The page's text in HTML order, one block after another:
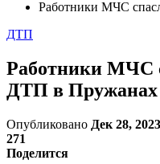
Работники МЧС
ДТП
Работники МЧС
ДТП в Пружанах
Опубликовано Дек 28, 2023
271
Поделится